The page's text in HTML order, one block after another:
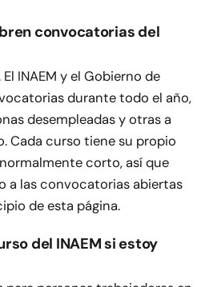
convocatorias del
INAEM y el Gobierno de
durante todo el año,
desempleadas y otras a
Cada curso tiene su propio
corto, así que
a las convocatorias abiertas
de esta página.
del INAEM si estoy